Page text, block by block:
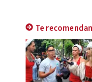
Te